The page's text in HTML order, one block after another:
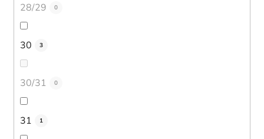
28/29 0
30 3
30/31 0
31 1